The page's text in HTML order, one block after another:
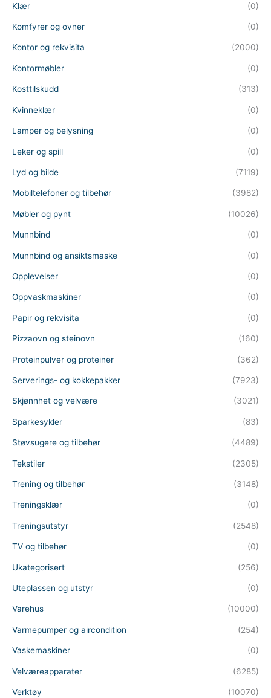
Klær (0)
Komfyrer og ovner (0)
Kontor og rekvisita (2000)
Kontormøbler (0)
Kosttilskudd (313)
Kvinneklær (0)
Lamper og belysning (0)
Leker og spill (0)
Lyd og bilde (7119)
Mobiltelefoner og tilbehør (3982)
Møbler og pynt (10026)
Munnbind (0)
Munnbind og ansiktsmaske (0)
Opplevelser (0)
Oppvaskmaskiner (0)
Papir og rekvisita (0)
Pizzaovn og steinovn (160)
Proteinpulver og proteiner (362)
Serverings- og kokkepakker (7923)
Skjønnhet og velvære (3021)
Sparkesykler (83)
Støvsugere og tilbehør (4489)
Tekstiler (2305)
Trening og tilbehør (3148)
Treningsklær (0)
Treningsutstyr (2548)
TV og tilbehør (0)
Ukategorisert (256)
Uteplassen og utstyr (0)
Varehus (10000)
Varmepumper og aircondition (254)
Vaskemaskiner (0)
Velværeapparater (6285)
Verktøy (10070)